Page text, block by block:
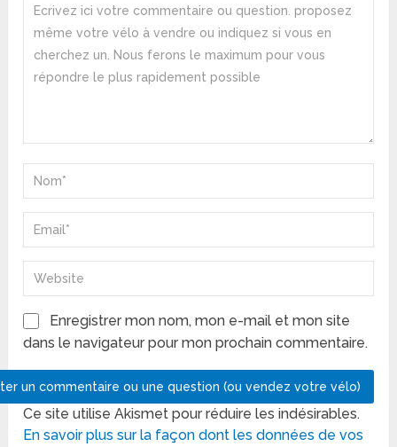
Enregistrer mon nom, mon e-mail et mon site
dans le navigateur pour mon prochain commentaire.
Ce site utilise Akismet pour réduire les indésirables.
En savoir plus sur la façon dont les données de vos